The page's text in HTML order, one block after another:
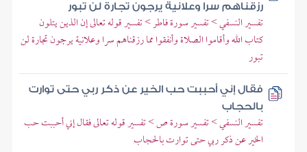
رزقناهم سرا وعلانية يرجون تجارة لن تبور
تفسير النسفي > تفسير سورة فاطر > تفسير قوله تعالى إن الذين يتلون
كتاب الله وأقاموا الصلاة وأنفقوا مما رزقناهم سرا وعلانية يرجون تجارة لن
تبور
فقال إني أحببت حب الخير عن ذكر ربي حتى توارت
بالحجاب
تفسير النسفي > تفسير سورة ص > تفسير قوله تعالى فقال إني أحببت حب
الخير عن ذكر ربي حتى توارت بالحجاب